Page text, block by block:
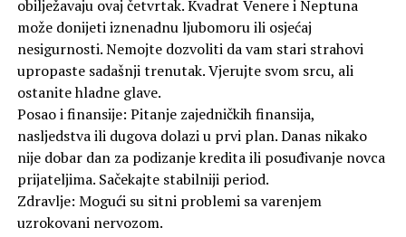
obilježavaju ovaj četvrtak. Kvadrat Venere i Neptuna
može donijeti iznenadnu ljubomoru ili osjećaj
nesigurnosti. Nemojte dozvoliti da vam stari strahovi
upropaste sadašnji trenutak. Vjerujte svom srcu, ali
ostanite hladne glave.
Posao i finansije: Pitanje zajedničkih finansija,
nasljedstva ili dugova dolazi u prvi plan. Danas nikako
nije dobar dan za podizanje kredita ili posuđivanje novca
prijateljima. Sačekajte stabilniji period.
Zdravlje: Mogući su sitni problemi sa varenjem
uzrokovani nervozom.